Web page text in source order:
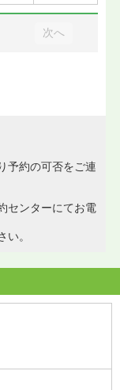
次へ
予約の可否をご連
センターにてお電
。